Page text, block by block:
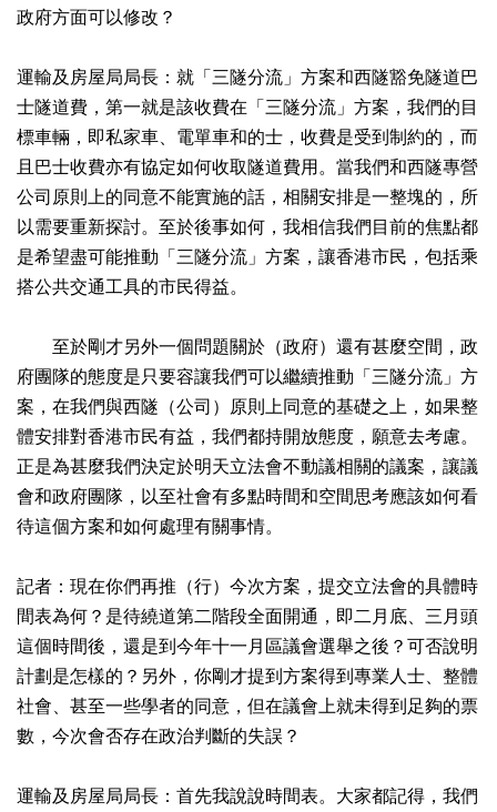
政府方面可以修改？
運輸及房屋局局長：就「三隧分流」方案和西隧豁免隧道巴
士隧道費，第一就是該收費在「三隧分流」方案，我們的目
標車輛，即私家車、電單車和的士，收費是受到制約的，而
且巴士收費亦有協定如何收取隧道費用。當我們和西隧專營
公司原則上的同意不能實施的話，相關安排是一整塊的，所
以需要重新探討。至於後事如何，我相信我們目前的焦點都
是希望盡可能推動「三隧分流」方案，讓香港市民，包括乘
搭公共交通工具的市民得益。
至於剛才另外一個問題關於（政府）還有甚麼空間，政
府團隊的態度是只要容讓我們可以繼續推動「三隧分流」方
案，在我們與西隧（公司）原則上同意的基礎之上，如果整
體安排對香港市民有益，我們都持開放態度，願意去考慮。
正是為甚麼我們決定於明天立法會不動議相關的議案，讓議
會和政府團隊，以至社會有多點時間和空間思考應該如何看
待這個方案和如何處理有關事情。
記者：現在你們再推（行）今次方案，提交立法會的具體時
間表為何？是待繞道第二階段全面開通，即二月底、三月頭
這個時間後，還是到今年十一月區議會選舉之後？可否說明
計劃是怎樣的？另外，你剛才提到方案得到專業人士、整體
社會、甚至一些學者的同意，但在議會上就未得到足夠的票
數，今次會否存在政治判斷的失誤？
運輸及房屋局局長：首先我說說時間表。大家都記得，我們